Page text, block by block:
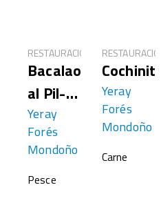
RESTAURACIÓN
Bacalao
al Pil-
Pil
Yeray
Forés
Mondoño
Pesce
RESTAURACIÓN
Cochinita
Yeray
Forés
Mondoño
Carne